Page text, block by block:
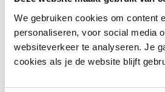
We gebruiken cookies om content
personaliseren, voor social media
websiteverkeer te analyseren. Je
cookies als je de website blijft
Intern geheugen 16 GB
Opslagcapaciteit512 GB
Processorfamilie Intel Core 5
BesturingssysteemWindows 11